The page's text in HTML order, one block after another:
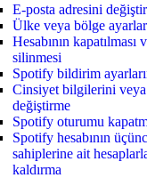
E-posta adresini
Ülke veya bölge
Hesabının
silinmesi
Spotify bildirim
Cinsiyet bilgilerini
değiştirme
Spotify oturumu
Spotify hesabının
sahiplerine ait
kaldırma